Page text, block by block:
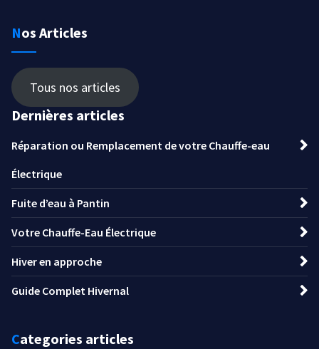
Nos Articles
Tous nos articles
Dernières articles
Réparation ou Remplacement de votre Chauffe-eau
Électrique
Fuite d’eau à Pantin
Votre Chauffe-Eau Électrique
Hiver en approche
Guide Complet Hivernal
Categories articles